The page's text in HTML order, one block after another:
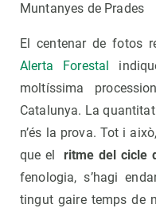
Muntanyes de Prades
El centenar de fotos
Alerta Forestal
moltíssima
Catalunya. La quantitat
n’és la prova. Tot i
que el ritme del cicle
fenologia, s’hagi
tingut gaire temps de